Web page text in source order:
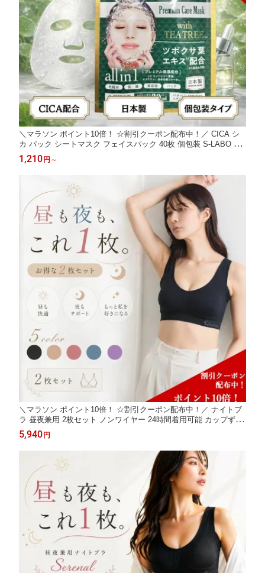
＼マラソン ポイント10倍！ ☆割引クーポン配布中！／ CICA シ
カ パック シートマスク フェイスパック 40枚 個包装 S-LABO CI
CAシートマスク ツボクサエキス 保湿 敏感肌 乾燥肌 肌荒れ ゆら
ぎ肌 高密着 デイリーケア 美容マスク メンズ レディース スキン
1,210円 ～
＼マラソン ポイント10倍！ ☆割引クーポン配布中！／ ナイトブ
ラ 昼夜兼用 2枚セット ノンワイヤー 24時間着用可能 カップずれ
ない 洗い替えに 締め付けない クーポン配布中 敏感肌 産後ケア
ブラック ベージュ ローズピンク グレーブルー ラベンダー【Sere
nal】
5,940円